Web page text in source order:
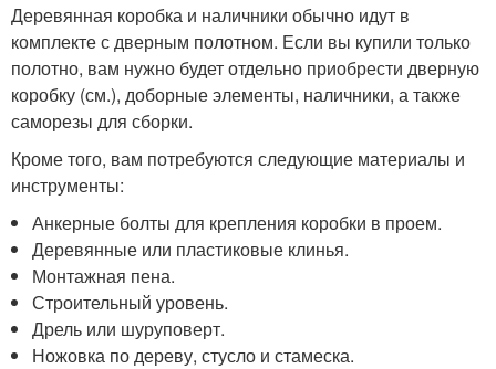
Деревянная коробка и наличники обычно идут в
комплекте с дверным полотном. Если вы купили только
полотно, вам нужно будет отдельно приобрести дверную
коробку (см.), доборные элементы, наличники, а также
саморезы для сборки.
Кроме того, вам потребуются следующие материалы и
инструменты:
Анкерные болты для крепления коробки в проем.
Деревянные или пластиковые клинья.
Монтажная пена.
Строительный уровень.
Дрель или шуруповерт.
Ножовка по дереву, стусло и стамеска.